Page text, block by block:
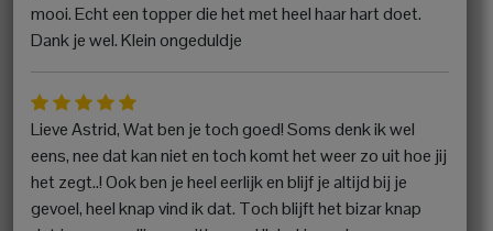
mooi. Echt een topper die het met heel haar hart doet.
Dank je wel. Klein ongeduldje
Lieve Astrid, Wat ben je toch goed! Soms denk ik wel
eens, nee dat kan niet en toch komt het weer zo uit hoe jij
het zegt..! Ook ben je heel eerlijk en blijf je altijd bij je
gevoel, heel knap vind ik dat. Toch blijft het bizar knap